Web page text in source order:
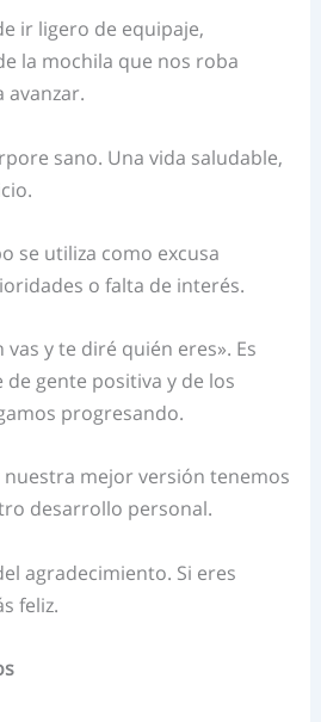
ir ligero de equipaje,
la mochila que nos roba
avanzar.
sano. Una vida saludable,
se utiliza como excusa
o falta de interés.
vas y te diré quién eres». Es
gente positiva y de los
progresando.
nuestra mejor versión tenemos
desarrollo personal.
agradecimiento. Si eres
feliz.